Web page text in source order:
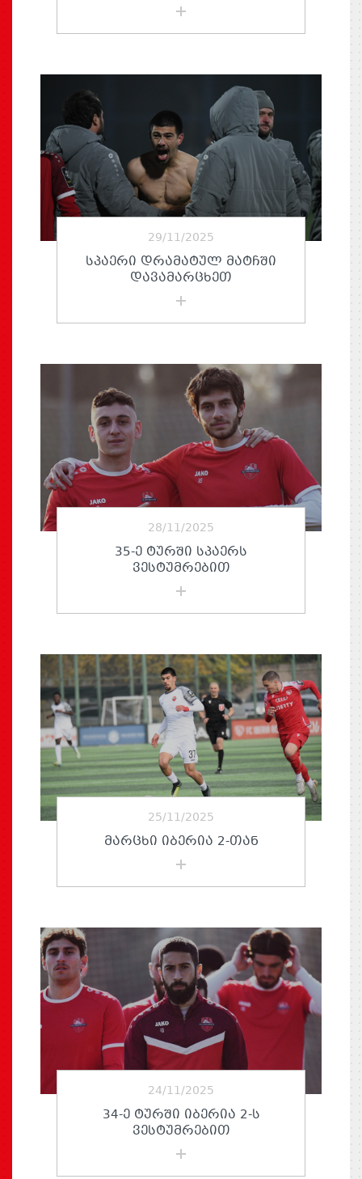
29/11/2025
ᲡᲞᲐᲔᲠᲘ ᲓᲠᲐᲛᲐᲢᲣᲚ ᲛᲐᲢᲩᲨᲘ
ᲓᲐᲕᲐᲛᲐᲠᲪᲮᲔᲗ
28/11/2025
35-Ე ᲢᲣᲠᲨᲘ ᲡᲞᲐᲔᲠᲡ
ᲕᲔᲡᲢᲣᲛᲠᲔᲑᲘᲗ
25/11/2025
ᲛᲐᲠᲪᲮᲘ ᲘᲑᲔᲠᲘᲐ 2-ᲗᲐᲜ
24/11/2025
34-Ე ᲢᲣᲠᲨᲘ ᲘᲑᲔᲠᲘᲐ 2-Ს
ᲕᲔᲡᲢᲣᲛᲠᲔᲑᲘᲗ